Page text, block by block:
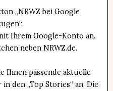
„NRWZ bei Google
Ihrem Google-Konto an.
neben NRWZ.de.
Ihnen passende aktuelle
den „Top Stories“ an. Die